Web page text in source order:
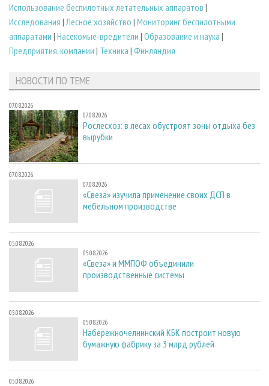
Использование беспилотных летательных аппаратов |
Исследования | Лесное хозяйство | Мониторинг беспилотными
аппаратами | Насекомые-вредители | Образование и наука |
Предприятия, компании | Техника | Финляндия
НОВОСТИ ПО ТЕМЕ
07.08.2026
07.08.2026
Рослесхоз: в лесах обустроят зоны отдыха без
вырубки
07.08.2026
07.08.2026
«Свеза» изучила применение своих ДСП в
мебельном производстве
05.08.2026
05.08.2026
«Свеза» и ММПОФ объединили
производственные системы
05.08.2026
05.08.2026
Набережночелнинский КБК построит новую
бумажную фабрику за 3 млрд рублей
05.08.2026